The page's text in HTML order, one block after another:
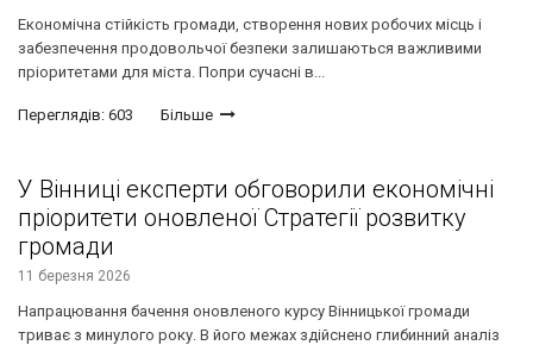
Економічна стійкість громади, створення нових робочих місць і
забезпечення продовольчої безпеки залишаються важливими
пріоритетами для міста. Попри сучасні в...
Переглядів: 603 Більше
У Вінниці експерти обговорили економічні
пріоритети оновленої Стратегії розвитку
громади
11 березня 2026
Напрацювання бачення оновленого курсу Вінницької громади
триває з минулого року. В його межах здійснено глибинний аналіз